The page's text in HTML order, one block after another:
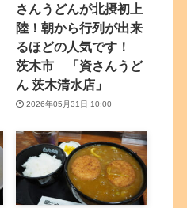
さんうどんが北摂初上
陸！朝から行列が出来
るほどの人気です！
茨木市 「資さんうど
ん 茨木清水店」
2026年05月31日 10:00